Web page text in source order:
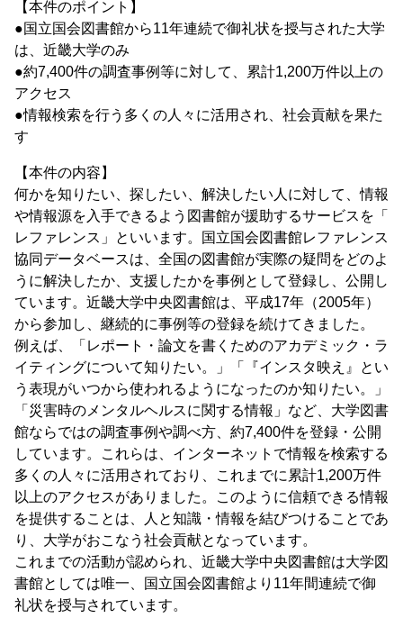
【本件のポイント】
●国立国会図書館から11年連続で御礼状を授与された大学
は、近畿大学のみ
●約7,400件の調査事例等に対して、累計1,200万件以上の
アクセス
●情報検索を行う多くの人々に活用され、社会貢献を果た
す
【本件の内容】
何かを知りたい、探したい、解決したい人に対して、情報
や情報源を入手できるよう図書館が援助するサービスを「
レファレンス」といいます。国立国会図書館レファレンス
協同データベースは、全国の図書館が実際の疑問をどのよ
うに解決したか、支援したかを事例として登録し、公開し
ています。近畿大学中央図書館は、平成17年（2005年）
から参加し、継続的に事例等の登録を続けてきました。
例えば、「レポート・論文を書くためのアカデミック・ラ
イティングについて知りたい。」「『インスタ映え』とい
う表現がいつから使われるようになったのか知りたい。」
「災害時のメンタルヘルスに関する情報」など、大学図書
館ならではの調査事例や調べ方、約7,400件を登録・公開
しています。これらは、インターネットで情報を検索する
多くの人々に活用されており、これまでに累計1,200万件
以上のアクセスがありました。このように信頼できる情報
を提供することは、人と知識・情報を結びつけることであ
り、大学がおこなう社会貢献となっています。
これまでの活動が認められ、近畿大学中央図書館は大学図
書館としては唯⼀、国立国会図書館より11年間連続で御
礼状を授与されています。